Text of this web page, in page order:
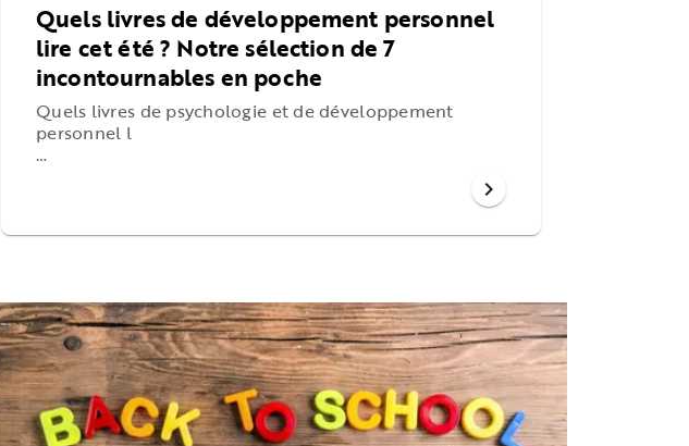
Quels livres de développement personnel
lire cet été ? Notre sélection de 7
incontournables en poche
Quels livres de psychologie et de développement
personnel l
…
chevron_right